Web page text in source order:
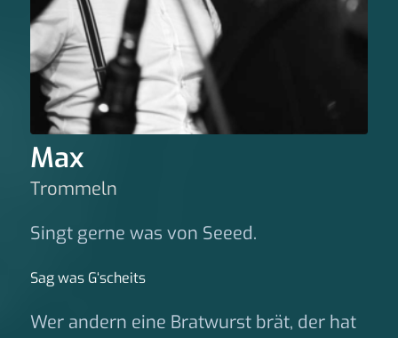
Max
Trommeln
Singt gerne was von Seeed.
Sag was G‘scheits
Wer andern eine Bratwurst brät, der hat